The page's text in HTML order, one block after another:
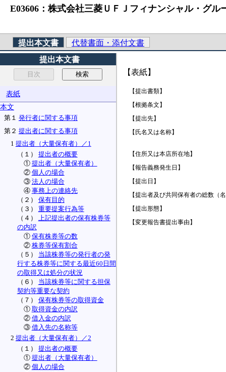
E03606：株式会社三菱ＵＦＪフィナンシャル・グ
提出本文書
代替書面・添付文書
提出本文書